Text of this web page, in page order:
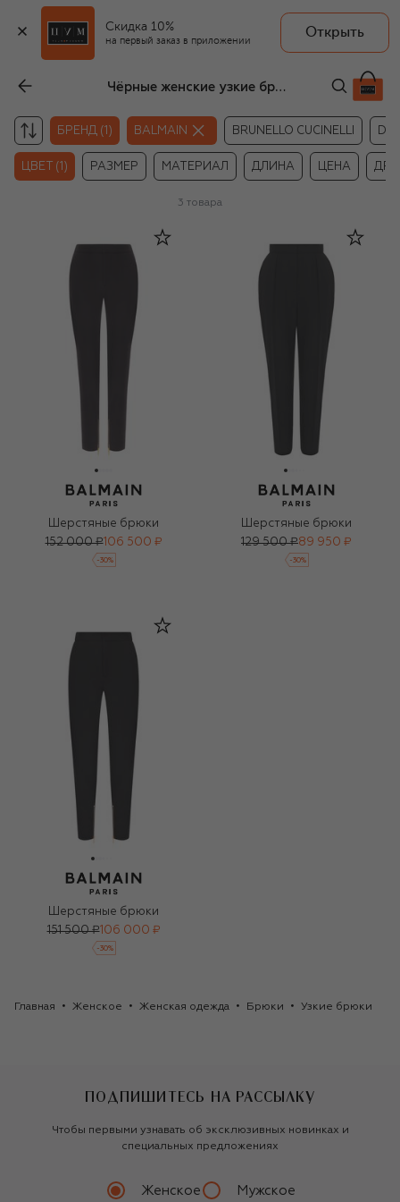
Скидка 10%
на первый заказ в приложении
Открыть
Чёрные женские узкие брюки Balmain
БРЕНД (1) BALMAIN BRUNELLO CUCINELLI
ЦВЕТ (1) РАЗМЕР МАТЕРИАЛ ДЛИНА ЦЕНА
3 товара
Шерстяные брюки
152 000 ₽106 500 ₽
-30%
Шерстяные брюки
129 500 ₽89 950 ₽
-30%
Шерстяные брюки
151 500 ₽106 000 ₽
-30%
Главная Женское Женская одежда Брюки Узкие брюки
ПОДПИШИТЕСЬ НА РАССЫЛКУ
Чтобы первыми узнавать об эксклюзивных новинках и
специальных предложениях
Женское Мужское